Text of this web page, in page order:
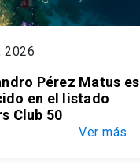
2026
Pérez Matus es
en el listado
Club 50
Ver más